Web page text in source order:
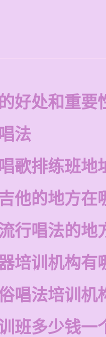
好处和重要
法
歌排练班地
他的地方在
行唱法的地
培训机构有
唱法培训机
班多少钱一